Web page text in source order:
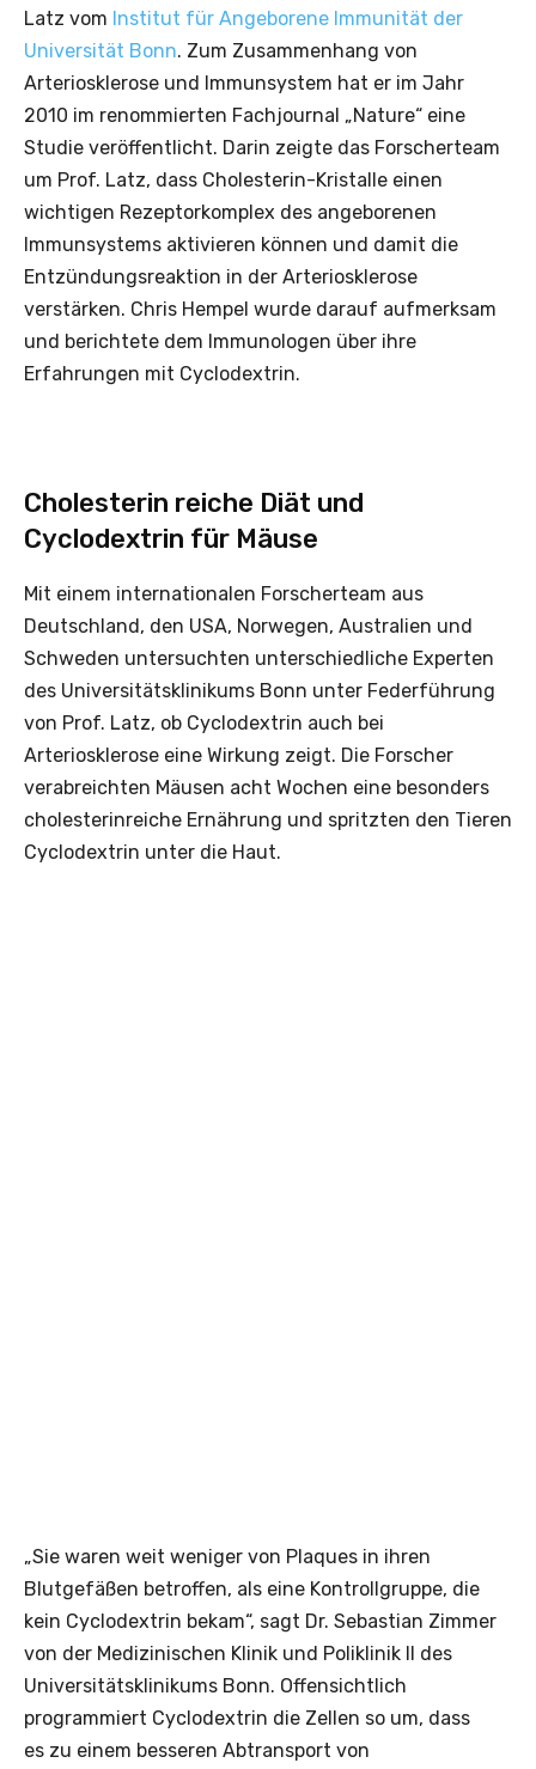
Latz vom Institut für Angeborene Immunität der
Universität Bonn. Zum Zusammenhang von
Arteriosklerose und Immunsystem hat er im Jahr
2010 im renommierten Fachjournal „Nature“ eine
Studie veröffentlicht. Darin zeigte das Forscherteam
um Prof. Latz, dass Cholesterin-Kristalle einen
wichtigen Rezeptorkomplex des angeborenen
Immunsystems aktivieren können und damit die
Entzündungsreaktion in der Arteriosklerose
verstärken. Chris Hempel wurde darauf aufmerksam
und berichtete dem Immunologen über ihre
Erfahrungen mit Cyclodextrin.
Cholesterin reiche Diät und
Cyclodextrin für Mäuse
Mit einem internationalen Forscherteam aus
Deutschland, den USA, Norwegen, Australien und
Schweden untersuchten unterschiedliche Experten
des Universitätsklinikums Bonn unter Federführung
von Prof. Latz, ob Cyclodextrin auch bei
Arteriosklerose eine Wirkung zeigt. Die Forscher
verabreichten Mäusen acht Wochen eine besonders
cholesterinreiche Ernährung und spritzten den Tieren
Cyclodextrin unter die Haut.
„Sie waren weit weniger von Plaques in ihren
Blutgefäßen betroffen, als eine Kontrollgruppe, die
kein Cyclodextrin bekam“, sagt Dr. Sebastian Zimmer
von der Medizinischen Klinik und Poliklinik II des
Universitätsklinikums Bonn. Offensichtlich
programmiert Cyclodextrin die Zellen so um, dass
es zu einem besseren Abtransport von